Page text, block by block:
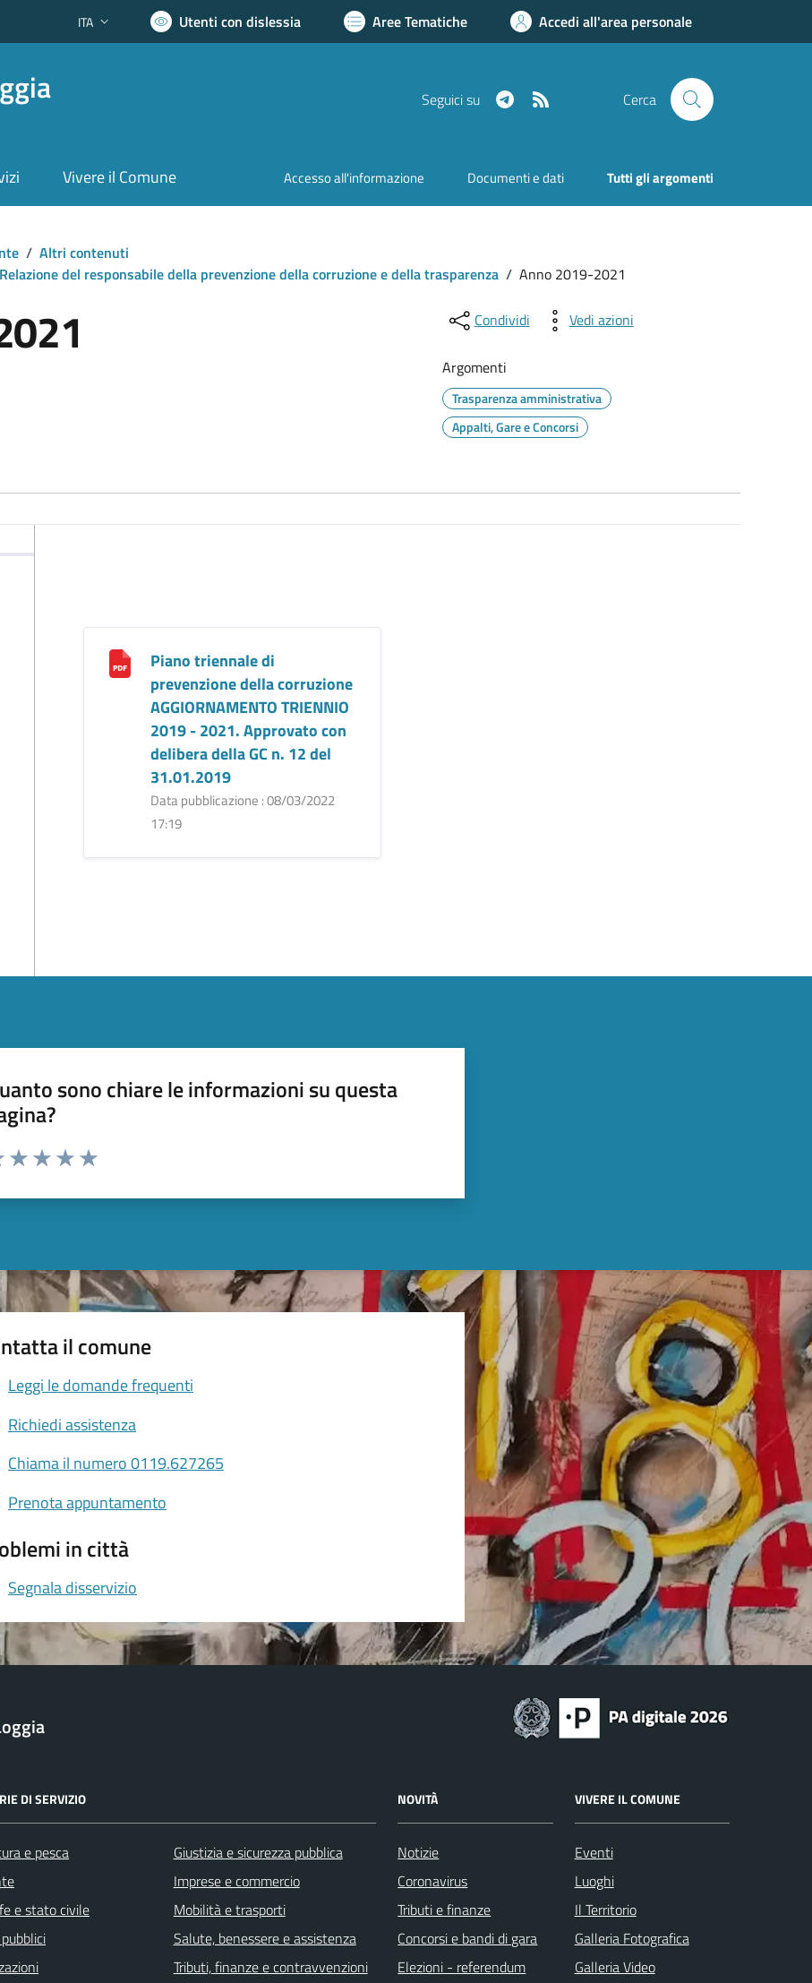
Lingua attiva:
ITA Utenti con dislessia Aree Tematiche Accedi all'area personale
Seguici su Telegram Cerca
Vivere il Comune Accesso all'informazione Documenti e dati Tutti gli argomenti
/ Altri contenuti
Relazione del responsabile della prevenzione della corruzione e della trasparenza / Anno 2019-2021
Condividi Vedi azioni
Argomenti
Trasparenza amministrativa
Appalti, Gare e Concorsi
Piano triennale di
prevenzione della corruzione
AGGIORNAMENTO TRIENNIO
2019 - 2021. Approvato con
delibera della GC n. 12 del
31.01.2019
Data pubblicazione : 08/03/2022
17:19
sono chiare le informazioni su questa
da 1 a 5 stelle la pagina
il comune
Leggi le domande frequenti
Richiedi assistenza
Chiama il numero 0119.627265
Prenota appuntamento
in città
Segnala disservizio
DI SERVIZIO
e pesca
e stato civile
Giustizia e sicurezza pubblica
Imprese e commercio
Mobilità e trasporti
Salute, benessere e assistenza
Tributi, finanze e contravvenzioni
NOVITÀ
Notizie
Coronavirus
Tributi e finanze
Concorsi e bandi di gara
Elezioni - referendum
VIVERE IL COMUNE
Eventi
Luoghi
Il Territorio
Galleria Fotografica
Galleria Video